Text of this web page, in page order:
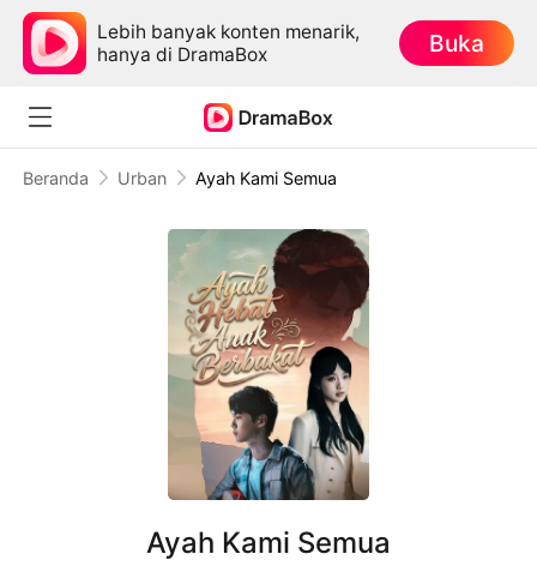
Lebih banyak konten menarik,
hanya di DramaBox
Buka
Beranda Urban Ayah Kami Semua
Ayah Kami Semua